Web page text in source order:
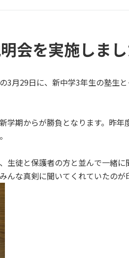
会を実施しま
3月29日に、新中学3年生の塾生
学期からが勝負となります。昨
生徒と保護者の方と並んで一緒
んな真剣に聞いてくれていたのが